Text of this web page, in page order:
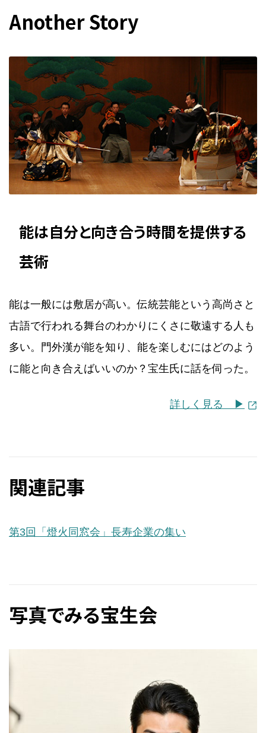
Another Story
能は自分と向き合う時間を提供する
芸術
能は一般には敷居が高い。伝統芸能という高尚さと
古語で行われる舞台のわかりにくさに敬遠する人も
多い。門外漢が能を知り、能を楽しむにはどのよう
に能と向き合えばいいのか？宝生氏に話を伺った。
詳しく見る ▶︎
関連記事
第3回「燈火同窓会」長寿企業の集い
写真でみる宝生会